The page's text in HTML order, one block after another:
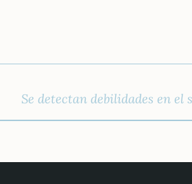
Se detectan debilidades en